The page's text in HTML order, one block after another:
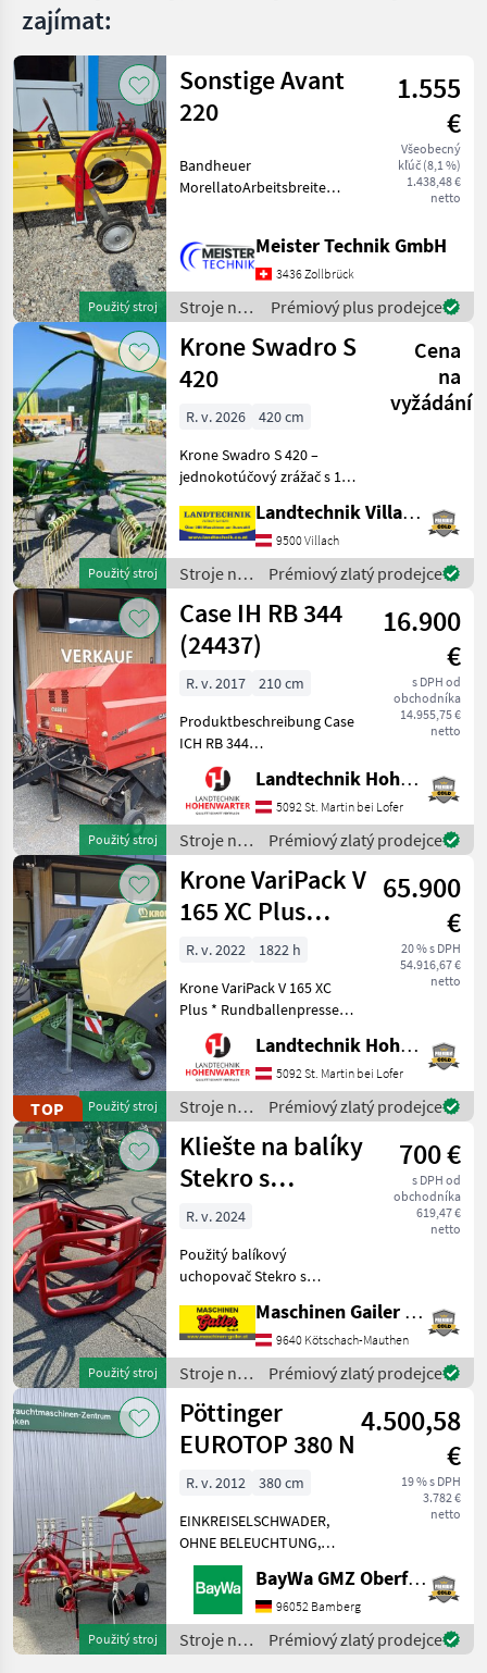
zajímat:
Použitý stroj
Sonstige Avant
220
1.555
€
Všeobecný
kľúč (8,1 %)
1.438,48 €
netto
Bandheuer
MorellatoArbeitsbreite
gelaufenIst an einem
Reform Metrac
gelaufenInkl. Gelenkwelle
Stroje na zber objemový
Meister Technik GmbH
3436 Zollbrück
Stroje na
zber
objemových
krmív /
Sonstige
Prémiový plus prodejce
Použitý stroj
Krone Swadro S
420
Cena
na
vyžádání
R. v. 2026
420 cm
Krone Swadro S 420 –
jednokotúčový zrážač s 13
ramenami s hrotmi,
tandemovou nápravou,
predným oporným
kolieskom, otočným
podstavcom s tlmičmi,
Landtechnik Villach GmbH
9500 Villach
Stroje na
zber
objemových
krmív /
Krone
Prémiový zlatý prodejce
Použitý stroj
Case IH RB 344
(24437)
16.900
€
s DPH od
obchodníka
14.955,75 €
netto
R. v. 2017
210 cm
Produktbeschreibung Case
ICH RB 344
Rundballenpresse Ich freue
mich, Ihnen im
Maschinenzentrum St.
Martin die Case ICH RB 344
Rundballenpresse
ausführlich vorzustel
Landtechnik Hohenwarter GmbH
5092 St. Martin bei Lofer
Stroje na
zber
objemových
krmív /
Case IH
Prémiový zlatý prodejce
TOP Použitý stroj
Krone VariPack V
165 XC Plus
(26119)
65.900
€
20 % s DPH
54.916,67 €
netto
R. v. 2022
1822 h
Krone VariPack V 165 XC
Plus * Rundballenpresse
mit variabler
Ballenkammer und
Schneidwerk * 1.822 Ballen
am Zähler + WW-
Gelenkwelle + 40 Zugöse +
26 Messerschneidwe
Landtechnik Hohenwarter GmbH
5092 St. Martin bei Lofer
Stroje na
zber
objemových
krmív /
Krone
Prémiový zlatý prodejce
Použitý stroj
Kliešte na balíky
Stekro s
upínacím
mechanizmom
Weidemann-
Fuchs
700 €
s DPH od
obchodníka
619,47 €
netto
R. v. 2024
Použitý balíkový
uchopovač Stekro s
Weidemann-Fuchs. Tento
balíkový uchopovač je
vybavený 1 valcom DW.
Vlastná hmotnosť cca 200
kg, šírka otvor
Maschinen Gailer GmbH
9640 Kötschach-Mauthen
Stroje na
zber
objemových
krmív /
Stekro
Prémiový zlatý prodejce
Použitý stroj
Pöttinger
EUROTOP 380 N
4.500,58
€
19 % s DPH
3.782 €
netto
R. v. 2012
380 cm
EINKREISELSCHWADER,
OHNE BELEUCHTUNG,
OHNE WARNTAFELN,
SCHWADTUCH MECH.
KLAPPUNG, TANDEMACHSE,
EIN ZINKENARM LEICHT
VERBOGEN. Príves Stroje na
BayWa GMZ Oberfranken
96052 Bamberg
Stroje na
zber
Prémiový zlatý prodejce